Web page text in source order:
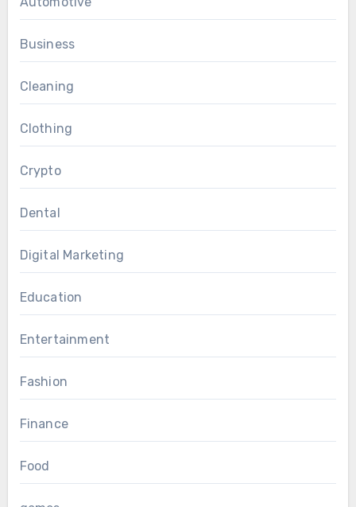
Business
Cleaning
Clothing
Crypto
Dental
Digital Marketing
Education
Entertainment
Fashion
Finance
Food